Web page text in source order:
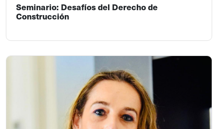
Seminario: Desafíos del Derecho de
Construcción